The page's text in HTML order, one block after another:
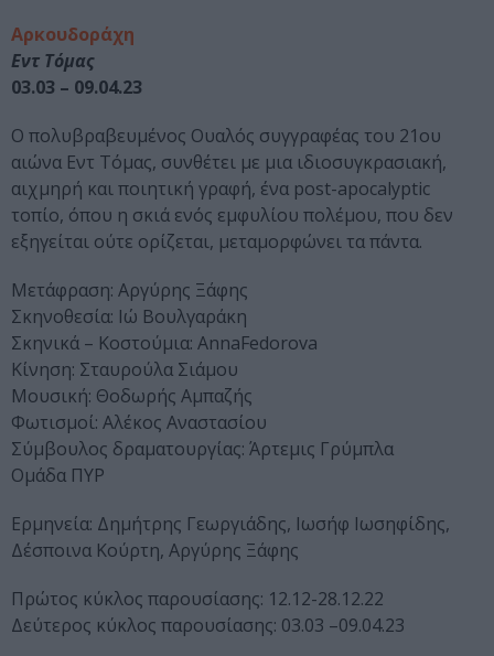
Αρκουδοράχη
Εντ Τόμας
03.03 – 09.04.23
Ο πολυβραβευμένος Ουαλός συγγραφέας του 21ου
αιώνα Εντ Τόμας, συνθέτει με μια ιδιοσυγκρασιακή,
αιχμηρή και ποιητική γραφή, ένα post-apocalyptic
τοπίο, όπου η σκιά ενός εμφυλίου πολέμου, που δεν
εξηγείται ούτε ορίζεται, μεταμορφώνει τα πάντα.
Μετάφραση: Αργύρης Ξάφης
Σκηνοθεσία: Ιώ Βουλγαράκη
Σκηνικά – Κοστούμια: AnnaFedorova
Κίνηση: Σταυρούλα Σιάμου
Μουσική: Θοδωρής Αμπαζής
Φωτισμοί: Αλέκος Αναστασίου
Σύμβουλος δραματουργίας: Άρτεμις Γρύμπλα
Ομάδα ΠΥΡ
Ερμηνεία: Δημήτρης Γεωργιάδης, Ιωσήφ Ιωσηφίδης,
Δέσποινα Κούρτη, Αργύρης Ξάφης
Πρώτος κύκλος παρουσίασης: 12.12-28.12.22
Δεύτερος κύκλος παρουσίασης: 03.03 –09.04.23